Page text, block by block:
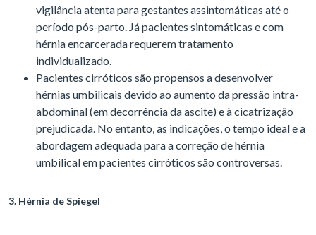
vigilância atenta para gestantes assintomáticas até o
período pós-parto. Já pacientes sintomáticas e com
hérnia encarcerada requerem tratamento
individualizado.
Pacientes cirróticos são propensos a desenvolver
hérnias umbilicais devido ao aumento da pressão intra-
abdominal (em decorrência da ascite) e à cicatrização
prejudicada. No entanto, as indicações, o tempo ideal e a
abordagem adequada para a correção de hérnia
umbilical em pacientes cirróticos são controversas.
3. Hérnia de Spiegel